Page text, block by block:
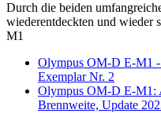
Durch die beiden
wiederentdeckten und wieder
M1
Olympus OM-D E-M1
Exemplar Nr. 2
Olympus OM-D E-M1:
Brennweite, Update